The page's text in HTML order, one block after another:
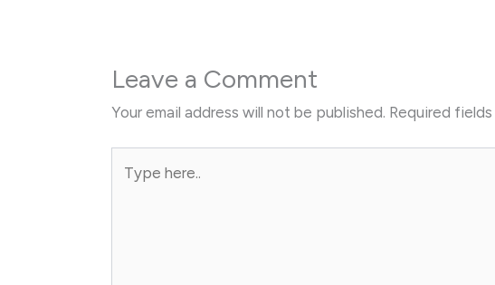
Leave a Comment
Your email address will not be published. Required fields
here..